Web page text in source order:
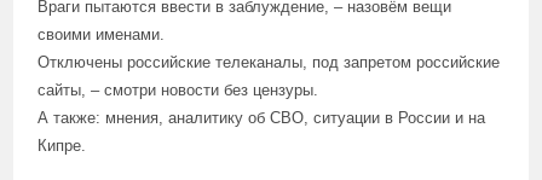
Враги пытаются ввести в заблуждение, – назовём вещи
своими именами.
Отключены российские телеканалы, под запретом российские
сайты, – смотри новости без цензуры.
А также: мнения, аналитику об СВО, ситуации в России и на
Кипре.